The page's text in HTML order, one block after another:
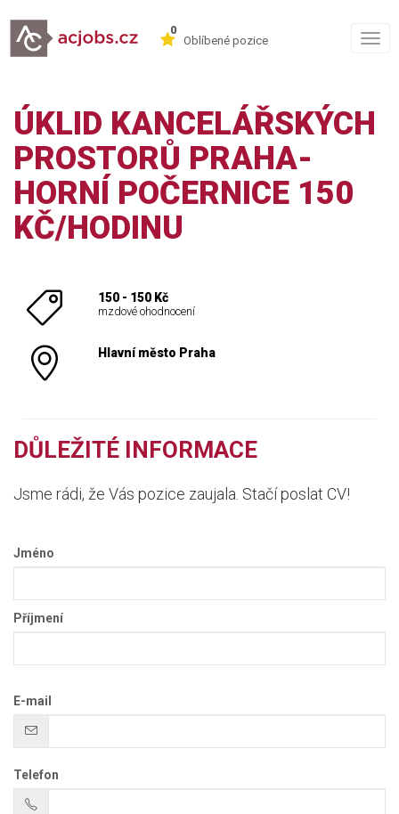
0
Oblíbené pozice
ÚKLID KANCELÁŘSKÝCH
PROSTORŮ PRAHA-
HORNÍ POČERNICE 150
KČ/HODINU
150 - 150 Kč
mzdové ohodnocení
Hlavní město Praha
DŮLEŽITÉ INFORMACE
Jsme rádi, že Vás pozice zaujala. Stačí poslat CV!
Jméno
Příjmení
E-mail
Telefon